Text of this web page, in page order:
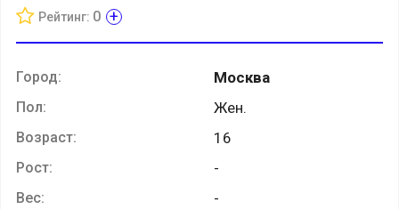
Рейтинг: 0 +
Город: Москва
Пол: Жен.
Возраст: 16
Рост: -
Вес: -